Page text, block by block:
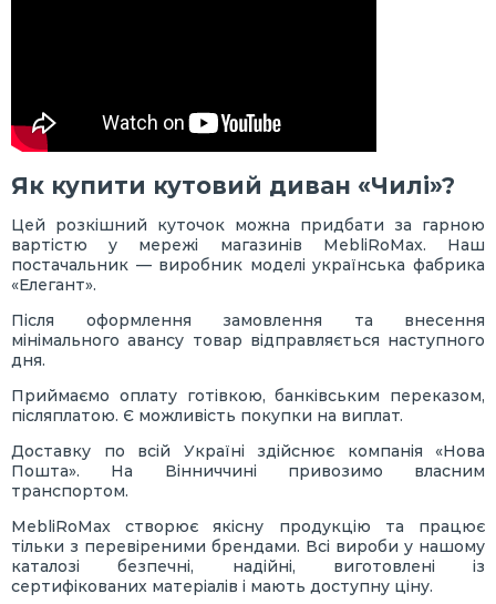
Як купити кутовий диван «Чилі»?
Цей розкішний куточок можна придбати за гарною
вартістю у мережі магазинів MebliRoMax. Наш
постачальник — виробник моделі українська фабрика
«Елегант».
Після оформлення замовлення та внесення
мінімального авансу товар відправляється наступного
дня.
Приймаємо оплату готівкою, банківським переказом,
післяплатою. Є можливість покупки на виплат.
Доставку по всій Україні здійснює компанія «Нова
Пошта». На Вінниччині привозимо власним
транспортом.
MebliRoMax створює якісну продукцію та працює
тільки з перевіреними брендами. Всі вироби у нашому
каталозі безпечні, надійні, виготовлені із
сертифікованих матеріалів і мають доступну ціну.